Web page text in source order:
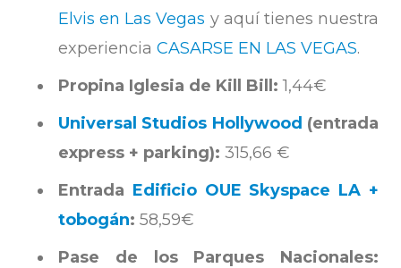
Elvis en Las Vegas y aquí tienes nuestra
experiencia CASARSE EN LAS VEGAS.
Propina Iglesia de Kill Bill: 1,44€
Universal Studios Hollywood (entrada
express + parking): 315,66 €
Entrada Edificio OUE Skyspace LA +
tobogán: 58,59€
Pase de los Parques Nacionales: